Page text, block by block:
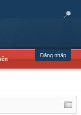
Đăng nhập